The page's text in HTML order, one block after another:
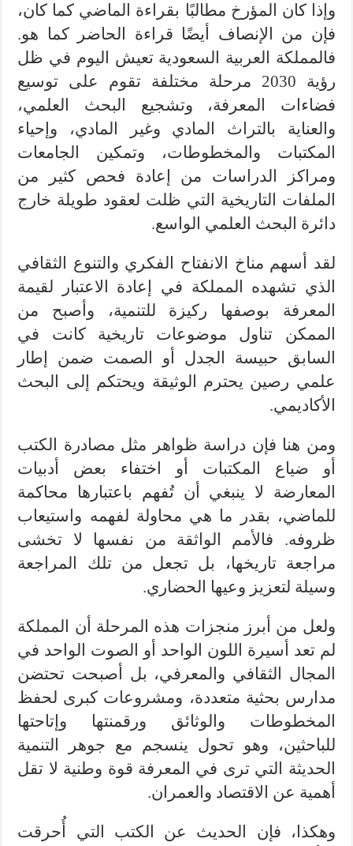
وإذا كان المؤرخ مطالبًا بقراءة الماضي كما كان،
فإن من الإنصاف أيضًا قراءة الحاضر كما هو.
فالمملكة العربية السعودية تعيش اليوم في ظل
رؤية 2030 مرحلة مختلفة تقوم على توسيع
فضاءات المعرفة، وتشجيع البحث العلمي،
والعناية بالتراث المادي وغير المادي، وإحياء
المكتبات والمخطوطات، وتمكين الجامعات
ومراكز الدراسات من إعادة فحص كثير من
الملفات التاريخية التي ظلت لعقود طويلة خارج
دائرة البحث العلمي الواسع.
لقد أسهم مناخ الانفتاح الفكري والتنوع الثقافي
الذي تشهده المملكة في إعادة الاعتبار لقيمة
المعرفة بوصفها ركيزة للتنمية، وأصبح من
الممكن تناول موضوعات تاريخية كانت في
السابق حبيسة الجدل أو الصمت ضمن إطار
علمي رصين يحترم الوثيقة ويحتكم إلى البحث
الأكاديمي.
ومن هنا فإن دراسة ظواهر مثل مصادرة الكتب
أو ضياع المكتبات أو اختفاء بعض أدبيات
المعارضة لا ينبغي أن تُفهم باعتبارها محاكمة
للماضي، بقدر ما هي محاولة لفهمه واستيعاب
ظروفه. فالأمم الواثقة من نفسها لا تخشى
مراجعة تاريخها، بل تجعل من تلك المراجعة
وسيلة لتعزيز وعيها الحضاري.
ولعل من أبرز منجزات هذه المرحلة أن المملكة
لم تعد أسيرة اللون الواحد أو الصوت الواحد في
المجال الثقافي والمعرفي، بل أصبحت تحتضن
مدارس بحثية متعددة، ومشروعات كبرى لحفظ
المخطوطات والوثائق ورقمنتها وإتاحتها
للباحثين، وهو تحول ينسجم مع جوهر التنمية
الحديثة التي ترى في المعرفة قوة وطنية لا تقل
أهمية عن الاقتصاد والعمران.
وهكذا، فإن الحديث عن الكتب التي أُحرقت